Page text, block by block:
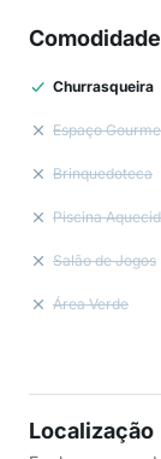
Churrasqueira
Espaço
Brinquedoteca
Piscina
Salão de Jogos
Área Verde
Localização